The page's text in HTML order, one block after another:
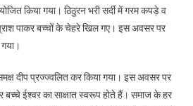
किया गया। ठिठुरन भरी सर्दी में गरम कपड़े व
पाकर बच्चों के चेहरे खिल गए। इस अवसर पर
दीप प्रज्ज्वलित कर किया गया। इस अवसर पर
बच्चे ईश्वर का साक्षात स्वरूप होते हैं। समाज के हर